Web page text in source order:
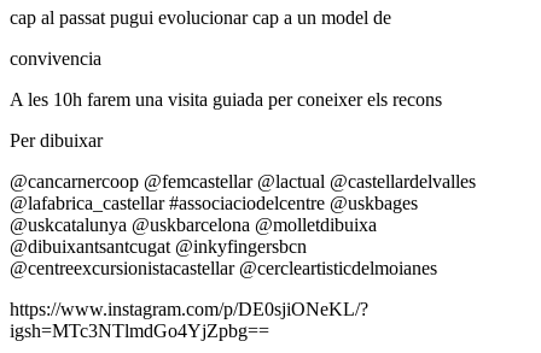
cap al passat pugui evolucionar cap a un model de
convivencia
A les 10h farem una visita guiada per coneixer els recons
Per dibuixar
@cancarnercoop @femcastellar @lactual @castellardelvalles
@lafabrica_castellar #associaciodelcentre @uskbages
@uskcatalunya @uskbarcelona @molletdibuixa
@dibuixantsantcugat @inkyfingersbcn
@centreexcursionistacastellar @cercleartisticdelmoianes
https://www.instagram.com/p/DE0sjiONeKL/?
igsh=MTc3NTlmdGo4YjZpbg==